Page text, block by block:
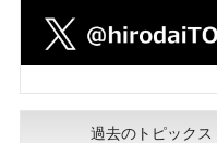
過去のトピックス